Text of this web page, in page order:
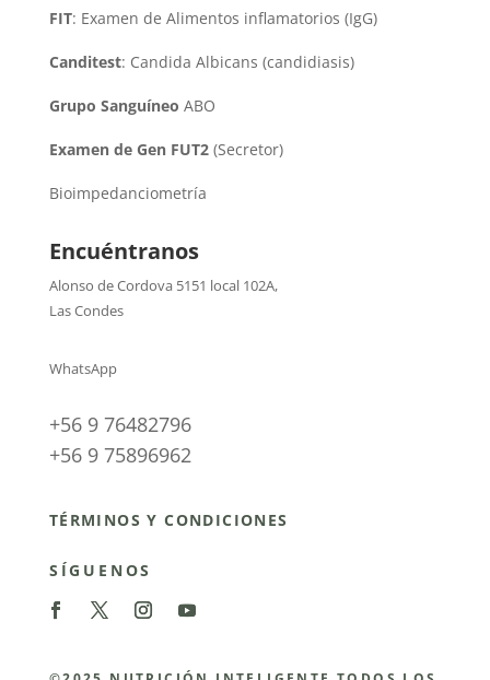
FIT: Examen de Alimentos inflamatorios (IgG)
Canditest: Candida Albicans (candidiasis)
Grupo Sanguíneo ABO
Examen de Gen FUT2(Secretor)
Bioimpedanciometría
Encuéntranos
Alonso de Cordova 5151 local 102A,
Las Condes
WhatsApp
+56 9 76482796
+56 9 75896962
TÉRMINOS Y CONDICIONES
SÍGUENOS